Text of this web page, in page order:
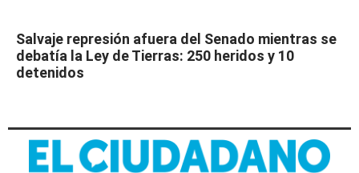
Salvaje represión afuera del Senado mientras se
debatía la Ley de Tierras: 250 heridos y 10
detenidos